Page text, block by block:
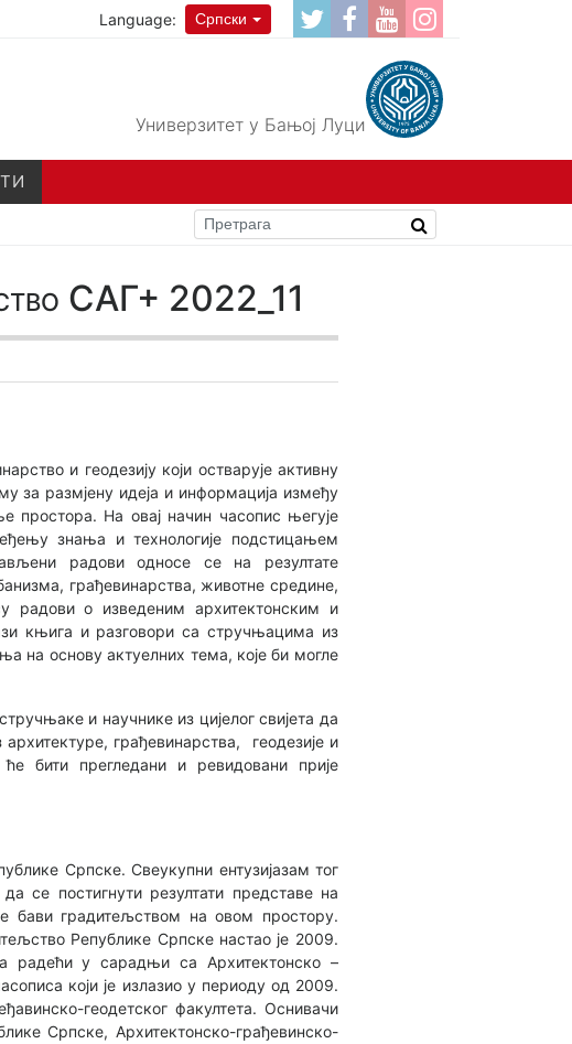
Language: Српски
Универзитет у Бањој Луци
САГ+ 2022_11
и геодезију који остварује активну
за размjену идеја и информација између
На овај начин часопис његује
знања и технологије подстицањем
радови односе се на резултате
грађевинарства, животне средине,
радови о изведеним архитектонским и
књига и разговори са стручњацима из
на основу актуелних тема, које би могле
и научнике из цијелог свијета да
грађевинарства, геодезије и
бити прегледани и ревидовани прије
Српске. Свеукупни ентузијазам тог
се постигнути резултати представе на
бави градитељством на овом простору.
Републике Српске настао је 2009.
радећи у сарадњи са Архитектонско –
који је излазио у периоду од 2009.
геодетског факултета. Оснивачи
Српске, Архитектонско-грађевинско-